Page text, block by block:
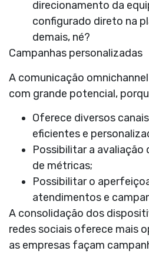
direcionamento da
configurado direto na
demais, né?
Campanhas personalizadas
A comunicação
com grande potencial,
Oferece diversos
eficientes e
Possibilitar a avaliação
de métricas;
Possibilitar o
atendimentos e
A consolidação dos
redes sociais oferece mais
as empresas façam